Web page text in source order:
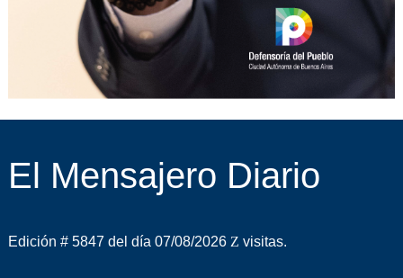
El Mensajero Diario
Edición # 5847 del día 07/08/2026 visitas.